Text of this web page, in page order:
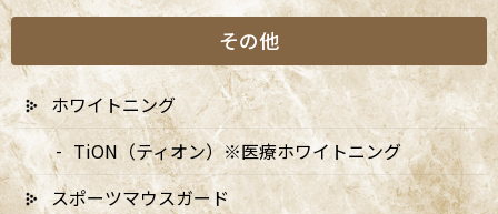
★…ご予約状況により診療を行わせて頂きます。
※休診日：火曜（9月より月2回）・日曜・祝日
▲…2025年9月より第2火曜日、第4火曜日は診療日となりま
す。
その他
ホワイトニング
TiON（ティオン）※医療ホワイトニング
スポーツマウスガード